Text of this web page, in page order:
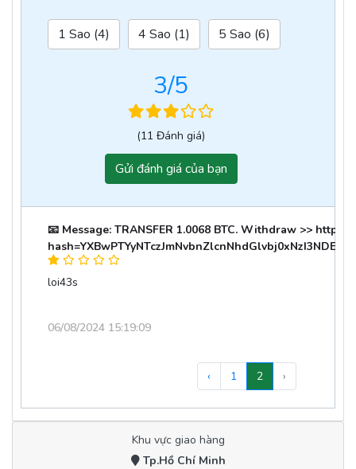
3/5
(11 Đánh giá)
Gửi đánh giá của bạn
1 Sao (4) 4 Sao (1) 5 Sao (6)
📧 Message: TRANSFER 1.0068 BTC. Withdraw >>
loi43s
06/08/2024 15:19:09
‹ 1 2 ›
Khu vực giao hàng
Tp.Hồ Chí Minh